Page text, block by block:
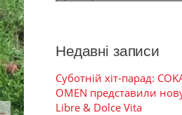
Недавні записи
Суботній хіт-парад:
OMEN представили
Libre & Dolce Vita